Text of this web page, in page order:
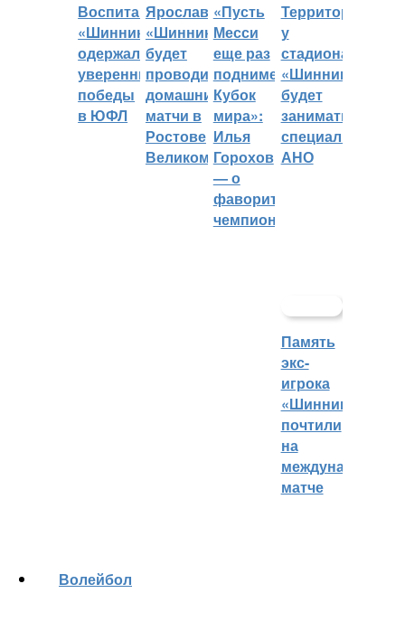
Воспитанники
«Шинника»
одержали
уверенные
победы
в ЮФЛ
Ярославский
«Шинник»
будет
проводить
домашние
матчи в
Ростове
Великом
«Пусть
Месси
еще раз
поднимет
Кубок
мира»:
Илья
Горохов
— о
фаворитах
чемпионата
Территорией
у
стадиона
«Шинник»
будет
заниматься
специальное
АНО
Память
экс-
игрока
«Шинника»
почтили
на
международном
матче
Волейбол